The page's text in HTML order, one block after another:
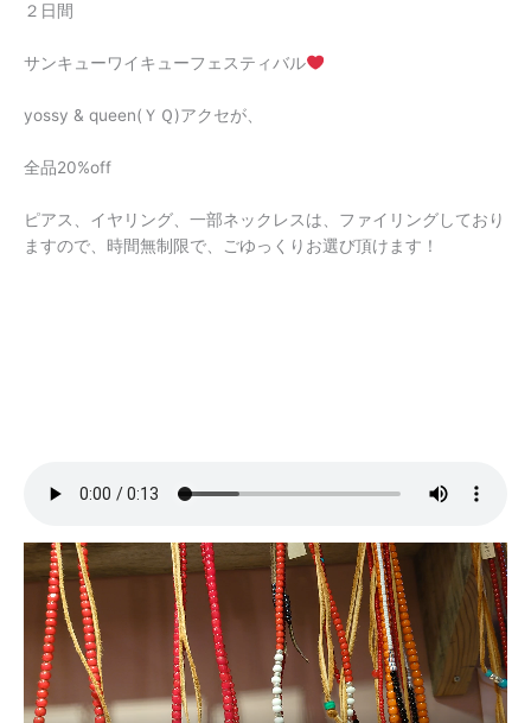
２日間
サンキューワイキューフェスティバル
yossy & queen(ＹＱ)アクセが、
全品20%off
ピアス、イヤリング、一部ネックレスは、ファイリングしており
ますので、時間無制限で、ごゆっくりお選び頂けます！